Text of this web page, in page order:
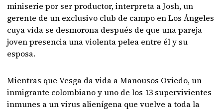
miniserie por ser productor, interpreta a Josh, un
gerente de un exclusivo club de campo en Los Ángeles
cuya vida se desmorona después de que una pareja
joven presencia una violenta pelea entre él y su
esposa.
Mientras que Vesga da vida a Manousos Oviedo, un
inmigrante colombiano y uno de los 13 supervivientes
inmunes a un virus alienígena que vuelve a toda la